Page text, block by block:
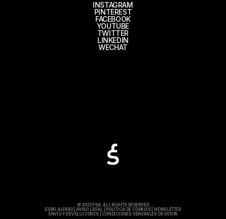
INSTAGRAM
PINTEREST
FACEBOOK
YOUTUBE
TWITTER
LINKEDIN
WECHAT
© 2023 FSA. ALL RIGHTS RESERVED
ESPAI ALFARO|AVISO LEGAL POLÍTICA DE COOKIES|
NEWSLETTER
ENVÍO Y DEVOLUCIONES| CONDICIONES GENERALES DE VENTA